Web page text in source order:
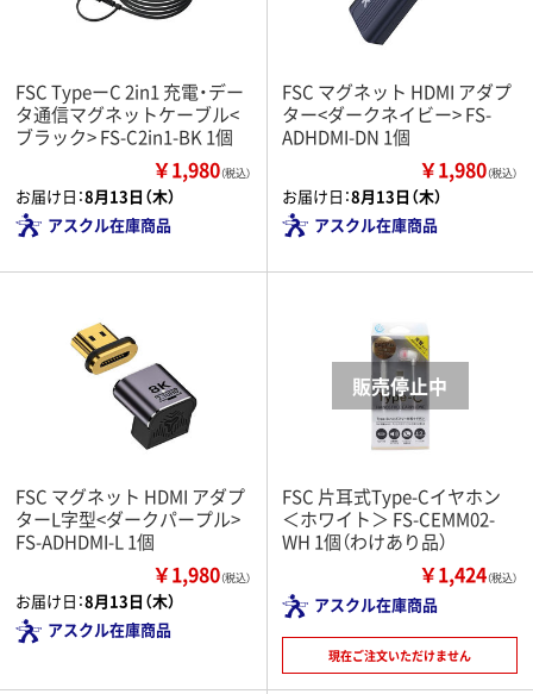
FSC TypeーC 2in1 充電・デー
タ通信マグネットケーブル<
ブラック> FS-C2in1-BK 1個
￥1,980（税込）
お届け日：8月13日（木）
アスクル在庫商品
FSC マグネット HDMI アダプ
ター<ダークネイビー> FS-
ADHDMI-DN 1個
￥1,980（税込）
お届け日：8月13日（木）
アスクル在庫商品
FSC マグネット HDMI アダプ
ターL字型<ダークパープル>
FS-ADHDMI-L 1個
￥1,980（税込）
お届け日：8月13日（木）
アスクル在庫商品
FSC 片耳式Type-Cイヤホン
＜ホワイト＞ FS-CEMM02-
WH 1個（わけあり品）
￥1,424（税込）
アスクル在庫商品
現在ご注文いただけません